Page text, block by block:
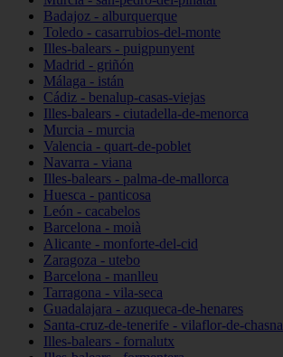
Badajoz - alburquerque
Toledo - casarrubios-del-monte
Illes-balears - puigpunyent
Madrid - griñón
Málaga - istán
Cádiz - benalup-casas-viejas
Illes-balears - ciutadella-de-menorca
Murcia - murcia
Valencia - quart-de-poblet
Navarra - viana
Illes-balears - palma-de-mallorca
Huesca - panticosa
León - cacabelos
Barcelona - moià
Alicante - monforte-del-cid
Zaragoza - utebo
Barcelona - manlleu
Tarragona - vila-seca
Guadalajara - azuqueca-de-henares
Santa-cruz-de-tenerife - vilaflor-de-chasna
Illes-balears - fornalutx